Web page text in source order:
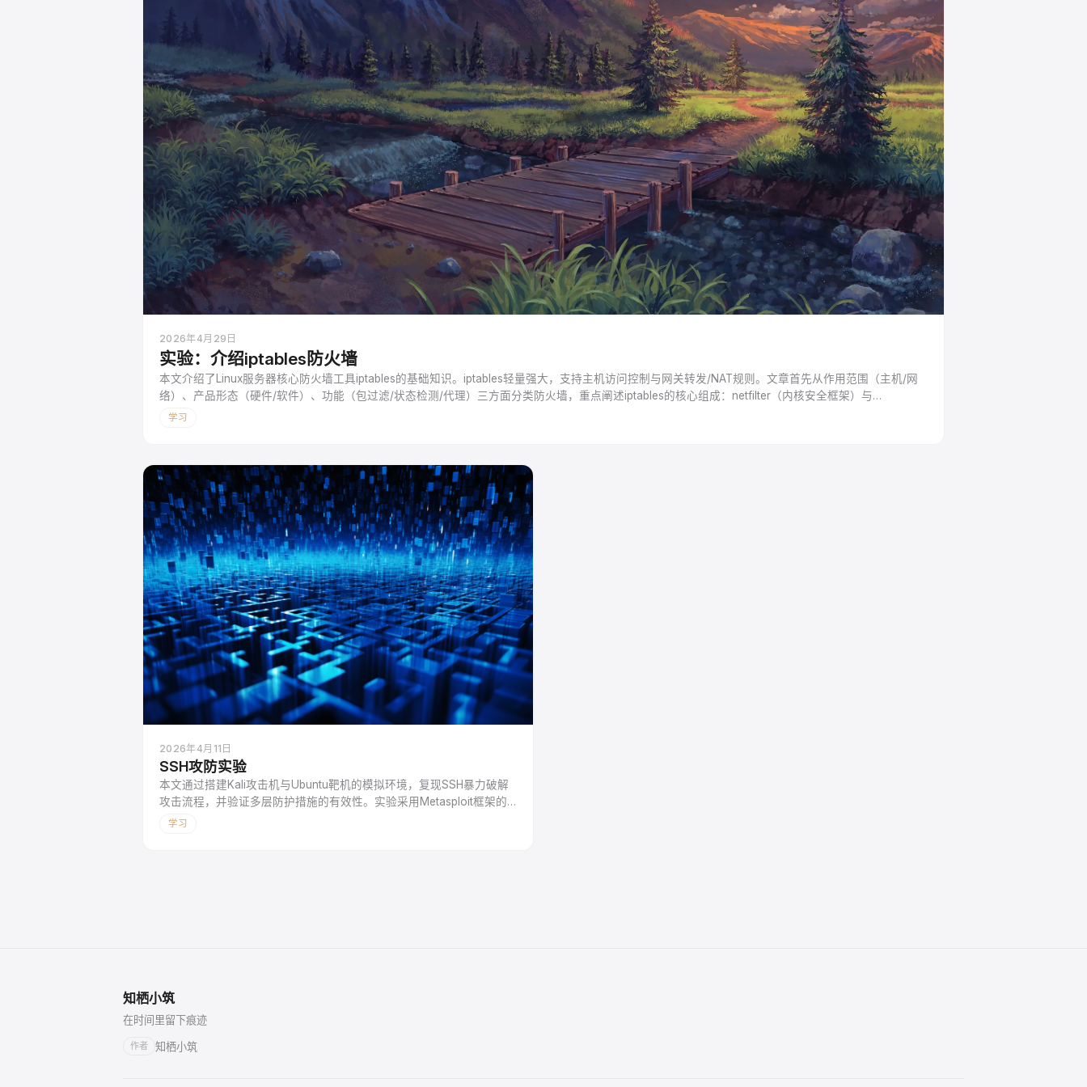
2026年4月29日
实验：介绍iptables防火墙
本文介绍了Linux服务器核心防火墙工具iptables的基础知识。iptables轻量强大，支持主机访问控制与网关转发/NAT规则。文章首先从作用范围（主机/网
络）、产品形态（硬件/软件）、功能（包过滤/状态检测/代理）三方面分类防火墙，重点阐述iptables的核心组成：netfilter（内核安全框架）与
iptables（用户空间工具），及其4张表（filter管放行、nat管转发等）和5条链（INPUT/OUTPUT/FORWARD/PREROUTING/POSTROUTING）。同时详解
学习
2026年4月11日
SSH攻防实验
本文通过搭建Kali攻击机与Ubuntu靶机的模拟环境，复现SSH暴力破解
攻击流程，并验证多层防护措施的有效性。实验采用Metasploit框架的
ssh_login模块，结合字典攻击成功入侵弱口令靶机；随后从账号密码加
学习
知栖小筑
在时间里留下痕迹
作者 知栖小筑